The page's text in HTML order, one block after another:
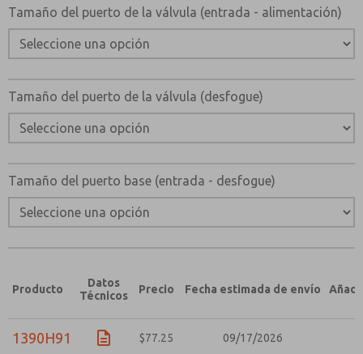
Tamaño del puerto de la válvula (entrada - alimentación)
Tamaño del puerto de la válvula (desfogue)
Tamaño del puerto base (entrada - desfogue)
Producto
Datos
Técnicos
Precio Fecha estimada de envío
1390H91 $77.25 09/17/2026
producto y más.
*Sí, he leído la política de privacidad y acepto que los
se recopilarán y almacenarán electrónicamente. Mis
solicitud. Al enviar el formulario de contacto, acepto el